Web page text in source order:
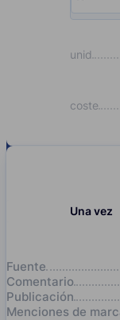
unid
coste
Una vez
Fuente
Comentario
Publicación
Menciones de